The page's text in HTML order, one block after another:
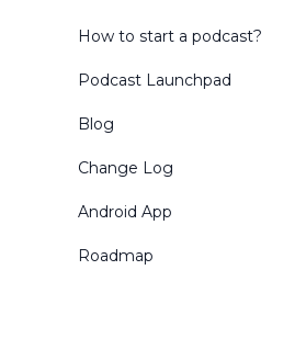
How to start a podcast?
Podcast Launchpad
Blog
Change Log
Android App
Roadmap